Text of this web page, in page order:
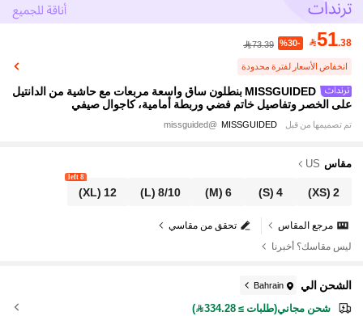
51.38
%30-
73.39
انخفاض الأسعار لفترة محدودة
MISSGUIDED بنطلون ساق واسعة مربعات مع حاشية من الدانتيل
على الخصر وتفاصيل خاتم فضي وربطة أمامية، كاجوال صيفي
تم تصميمها من قبل MISSGUIDED
@missguided
مقاس US
2
(XS)
4
(S)
6
(M)
8/10
(L)
12
(XL)
8 left
تحقق من مقاسي
مرجع المقاس
ليس مقاسك؟ أخبرنا
الشحن الي Bahrain
شحن مجاني(طلبات ≥ 334.28)